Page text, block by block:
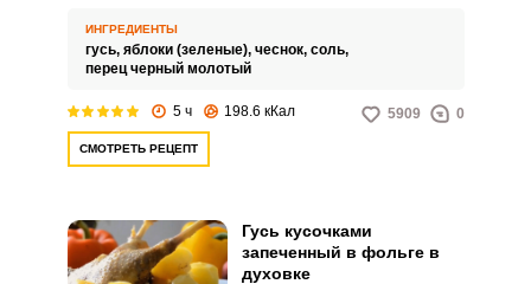
предлагаемому рецепту вы
сможете создать настоящий
новогоднего и рождественского
стола.
ИНГРЕДИЕНТЫ
гусь, яблоки (зеленые), чеснок, соль,
перец черный молотый
5 ч 198.6 кКал 5909 0
СМОТРЕТЬ РЕЦЕПТ
Гусь кусочками
запеченный в фольге в
духовке